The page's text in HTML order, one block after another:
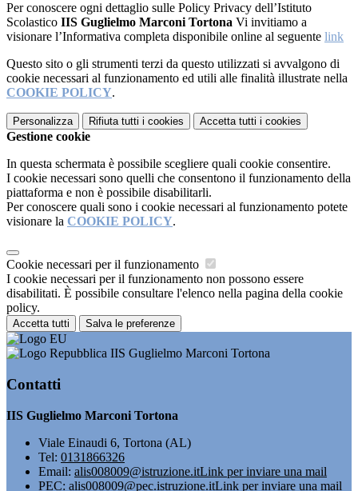
Per conoscere ogni dettaglio sulle Policy Privacy dell’Istituto
Scolastico IIS Guglielmo Marconi Tortona Vi invitiamo a
visionare l’Informativa completa disponibile online al seguente link
Questo sito o gli strumenti terzi da questo utilizzati si avvalgono di
cookie necessari al funzionamento ed utili alle finalità illustrate nella
COOKIE POLICY.
Personalizza Rifiuta tutti i cookies Accetta tutti i cookies
Gestione cookie
In questa schermata è possibile scegliere quali cookie consentire.
I cookie necessari sono quelli che consentono il funzionamento della
piattaforma e non è possibile disabilitarli.
Per conoscere quali sono i cookie necessari al funzionamento potete
visionare la COOKIE POLICY.
Cookie necessari per il funzionamento
I cookie necessari per il funzionamento non possono essere
disabilitati. È possibile consultare l'elenco nella pagina della cookie
policy.
Accetta tutti Salva le preferenze
IIS Guglielmo Marconi Tortona
Contatti
IIS Guglielmo Marconi Tortona
Viale Einaudi 6, Tortona (AL)
Tel: 0131866326
Email: alis008009@istruzione.itLink per inviare una mail
PEC: alis008009@pec.istruzione.itLink per inviare una mail